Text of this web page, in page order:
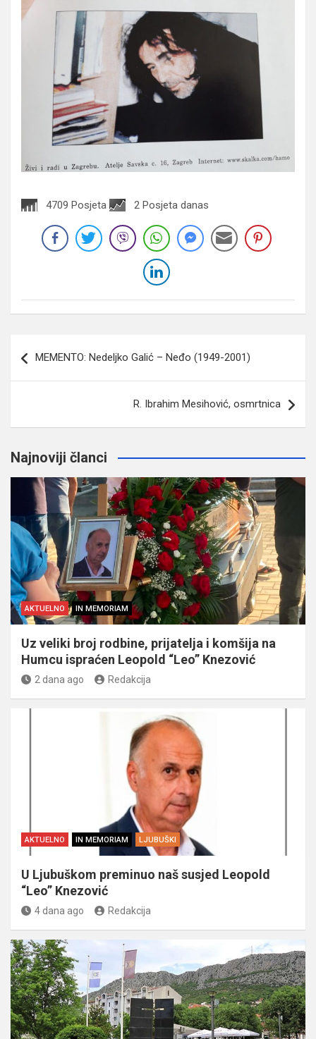
4709 Posjeta 2 Posjeta danas
članaka
MEMENTO: Nedeljko Galić – Neđo (1949-2001)
R. Ibrahim Mesihović, osmrtnica
Najnoviji članci
AKTUELNO IN MEMORIAM
Uz veliki broj rodbine, prijatelja i komšija na
Humcu ispraćen Leopold “Leo” Knezović
2 dana ago Redakcija
AKTUELNO IN MEMORIAM LJUBUŠKI
U Ljubuškom preminuo naš susjed Leopold
“Leo” Knezović
4 dana ago Redakcija